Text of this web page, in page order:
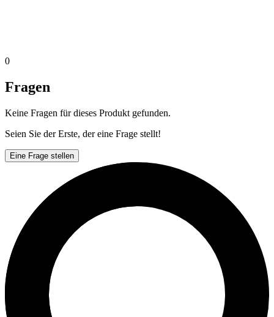
0
Fragen
Keine Fragen für dieses Produkt gefunden.
Seien Sie der Erste, der eine Frage stellt!
Eine Frage stellen